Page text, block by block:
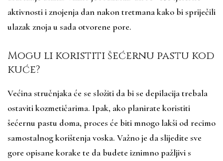
aktivnosti i znojenja dan nakon tretmana kako bi spriječili
ulazak znoja u sada otvorene pore.
Mogu li koristiti šećernu pastu kod
kuće?
Većina stručnjaka će se složiti da bi se depilacija trebala
ostaviti kozmetičarima. Ipak, ako planirate koristiti
šećernu pastu doma, proces će biti mnogo lakši od recimo
samostalnog korištenja voska. Važno je da slijedite sve
gore opisane korake te da budete iznimno pažljivi s